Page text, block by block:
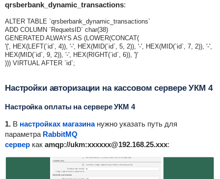
qrsberbank_dynamic_transactions:
ALTER TABLE `qrsberbank_dynamic_transactions`
ADD COLUMN `RequetsID` char(38)
GENERATED ALWAYS AS (LOWER(CONCAT(
'{', HEX(LEFT(`id`, 4)), '-', HEX(MID(`id`, 5, 2)), '-', HEX(MID(`id`, 7, 2)), '-',
HEX(MID(`id`, 9, 2)), '-', HEX(RIGHT(`id`, 6)), '}'
))) VIRTUAL AFTER `id`;
Настройки авторизации на кассовом сервере УКМ 4
Настройка оплаты на сервере УКМ 4
1. В настройках магазинанужно указать путь для
параметра RabbitMQ
сервер как amqp://ukm:xxxxxx@192.168.25.xxx: